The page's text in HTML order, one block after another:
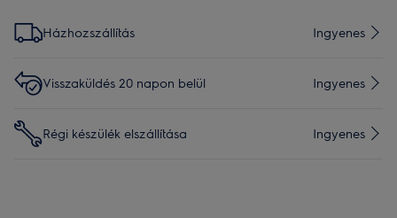
Házhozszállítás Ingyenes
Visszaküldés 20 napon belül Ingyenes
Régi készülék elszállítása Ingyenes